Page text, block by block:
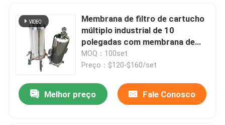
Membrana de filtro de cartucho
múltiplo industrial de 10
polegadas com membrana de
aço inoxidável
MOQ：100set
Preço：$120-$160/set
Melhor preço Fale Conosco